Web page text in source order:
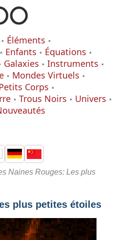
Éléments
Enfants
Équations
Galaxies
Instruments
Mondes Virtuels
Corps
Trous Noirs
Univers
Naines Rouges: Les plus
plus petites étoiles